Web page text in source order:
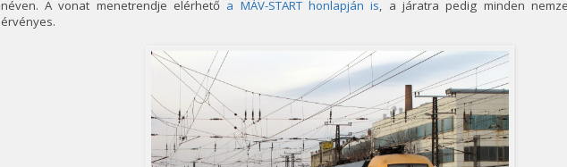
néven. A vonat menetrendje elérhető a MÁV-START honlapján is, a járatra pedig minden
érvényes.